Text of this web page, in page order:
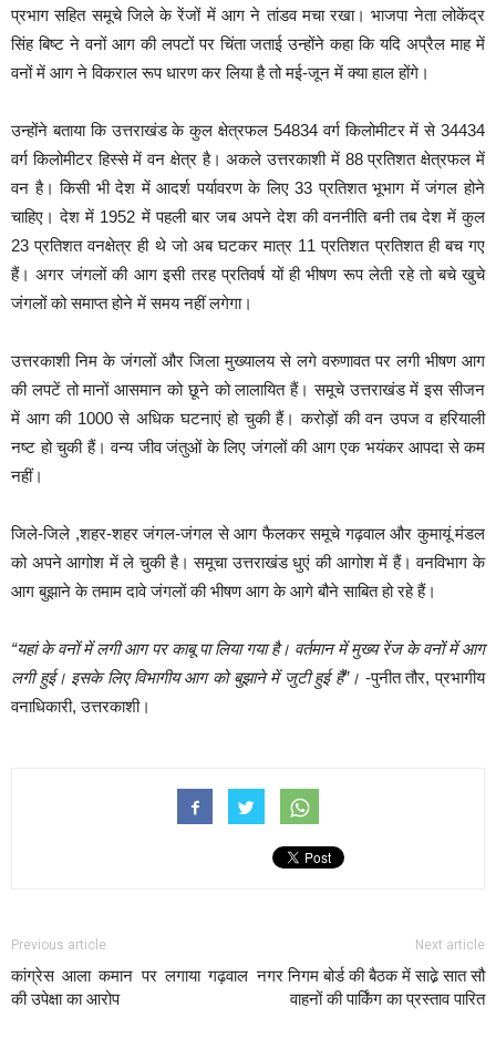
प्रभाग सहित समूचे जिले के रेंजों में आग ने तांडव मचा रखा। भाजपा नेता लोकेंद्र
सिंह बिष्ट ने वनों आग की लपटों पर चिंता जताई उन्होंने कहा कि यदि अप्रैल माह में
वनों में आग ने विकराल रूप धारण कर लिया है तो मई-जून में क्या हाल होंगे।
उन्होंने बताया कि उत्तराखंड के कुल क्षेत्रफल 54834 वर्ग किलोमीटर में से 34434
वर्ग किलोमीटर हिस्से में वन क्षेत्र है। अकले उत्तरकाशी में 88 प्रतिशत क्षेत्रफल में
वन है। किसी भी देश में आदर्श पर्यावरण के लिए 33 प्रतिशत भूभाग में जंगल होने
चाहिए। देश में 1952 में पहली बार जब अपने देश की वननीति बनी तब देश में कुल
23 प्रतिशत वनक्षेत्र ही थे जो अब घटकर मात्र 11 प्रतिशत प्रतिशत ही बच गए
हैं। अगर जंगलों की आग इसी तरह प्रतिवर्ष यों ही भीषण रूप लेती रहे तो बचे खुचे
जंगलों को समाप्त होने में समय नहीं लगेगा।
उत्तरकाशी निम के जंगलों और जिला मुख्यालय से लगे वरुणावत पर लगी भीषण आग
की लपटें तो मानों आसमान को छूने को लालायित हैं। समूचे उत्तराखंड में इस सीजन
में आग की 1000 से अधिक घटनाएं हो चुकी हैं। करोड़ों की वन उपज व हरियाली
नष्ट हो चुकी हैं। वन्य जीव जंतुओं के लिए जंगलों की आग एक भयंकर आपदा से कम
नहीं।
जिले-जिले ,शहर-शहर जंगल-जंगल से आग फैलकर समूचे गढ़वाल और कुमायूं मंडल
को अपने आगोश में ले चुकी है। समूचा उत्तराखंड धुएं की आगोश में हैं। वनविभाग के
आग बुझाने के तमाम दावे जंगलों की भीषण आग के आगे बौने साबित हो रहे हैं।
“यहां के वनों में लगी आग पर काबू पा लिया गया है। वर्तमान में मुख्य रेंज के वनों में आग
लगी हुई। इसके लिए विभागीय आग को बुझाने में जुटी हुई हैं”। -पुनीत तौर, प्रभागीय
वनाधिकारी, उत्तरकाशी।
Previous article
कांग्रेस आला कमान पर लगाया गढ़वाल
की उपेक्षा का आरोप
Next article
नगर निगम बोर्ड की बैठक में साढे़ सात सौ
वाहनों की पार्किंग का प्रस्ताव पारित